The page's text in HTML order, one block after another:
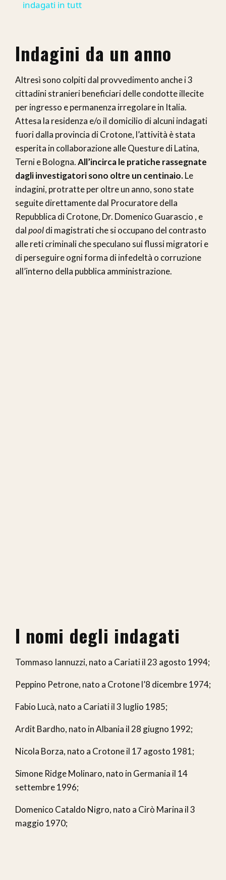
indagati in tutt
Indagini da un anno
Altresì sono colpiti dal provvedimento anche i 3
cittadini stranieri beneficiari delle condotte illecite
per ingresso e permanenza irregolare in Italia.
Attesa la residenza e/o il domicilio di alcuni indagati
fuori dalla provincia di Crotone, l’attività è stata
esperita in collaborazione alle Questure di Latina,
Terni e Bologna.All’incirca le pratiche rassegnate
dagli investigatori sono oltre un centinaio.Le
indagini, protratte per oltre un anno, sono state
seguite direttamente dal Procuratore della
Repubblica di Crotone, Dr. Domenico Guarascio , e
dalpooldi magistrati che si occupano del contrasto
alle reti criminali che speculano sui flussi migratori e
di perseguire ogni forma di infedeltà o corruzione
all’interno della pubblica amministrazione.
I nomi degli indagati
Tommaso Iannuzzi, nato a Cariati il 23 agosto 1994;
Peppino Petrone, nato a Crotone l’8 dicembre 1974;
Fabio Lucà, nato a Cariati il 3 luglio 1985;
Ardit Bardho, nato in Albania il 28 giugno 1992;
Nicola Borza, nato a Crotone il 17 agosto 1981;
Simone Ridge Molinaro, nato in Germania il 14
settembre 1996;
Domenico Cataldo Nigro, nato a Cirò Marina il 3
maggio 1970;